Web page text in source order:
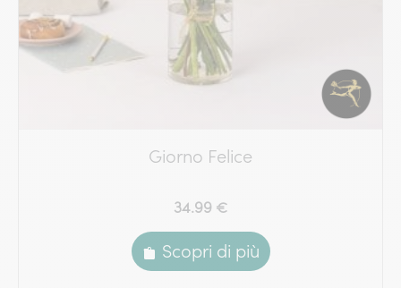
Giorno Felice
34.99 €
Scopri di più